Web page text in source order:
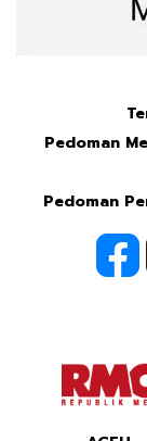
Pedoman
Pedoman